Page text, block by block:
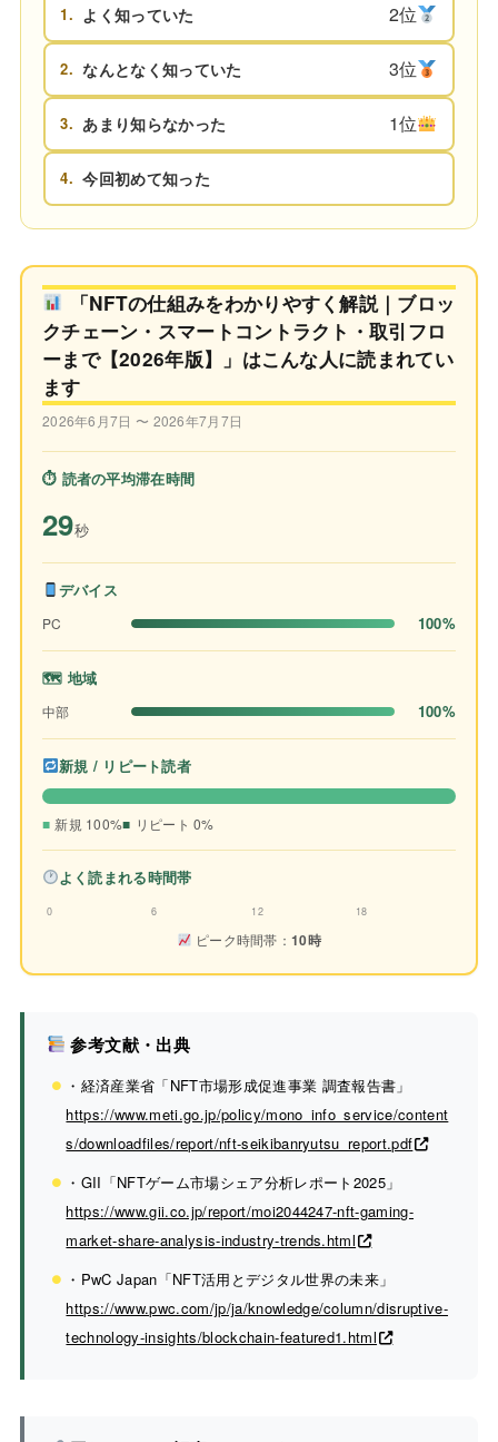
1. よく知っていた 2位
2. なんとなく知っていた 3位
3. あまり知らなかった 1位
4. 今回初めて知った
「NFTの仕組みをわかりやすく解説｜ブロッ
クチェーン・スマートコントラクト・取引フロ
ーまで【2026年版】」はこんな人に読まれてい
ます
2026年6月7日 〜 2026年7月7日
⏱ 読者の平均滞在時間
29秒
デバイス
PC 100%
🗺 地域
中部 100%
新規 / リピート読者
新規 100% リピート 0%
よく読まれる時間帯
0 6 12 18
ピーク時間帯：10時
参考文献・出典
・経済産業省「NFT市場形成促進事業 調査報告書」
https://www.meti.go.jp/policy/mono_info_service/content
s/downloadfiles/report/nft-seikibanryutsu_report.pdf
・GII「NFTゲーム市場シェア分析レポート2025」
https://www.gii.co.jp/report/moi2044247-nft-gaming-
market-share-analysis-industry-trends.html
・PwC Japan「NFT活用とデジタル世界の未来」
https://www.pwc.com/jp/ja/knowledge/column/disruptive-
technology-insights/blockchain-featured1.html